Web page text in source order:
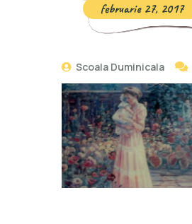
februarie 27, 2017
Scoala Duminicala